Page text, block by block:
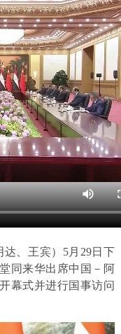
、王宾）5月29日下
同来华出席中国－阿
幕式并进行国事访问